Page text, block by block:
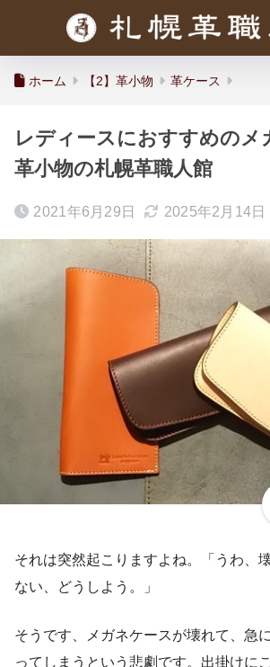
ホーム 【2】革小物 革ケース メ
レディースにおすすめの
革小物の札幌革職人館
2021年6月29日 2025年2月14日
それは突然起こりますよね。「うわ、
ない、どうしよう。」
そうです、メガネケースが壊れて、急
ってしまうという悲劇です。出掛けに